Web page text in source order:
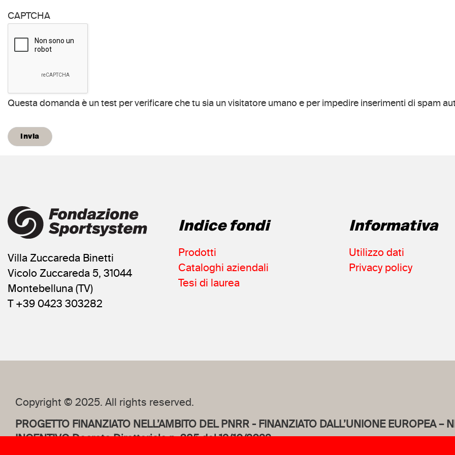
CAPTCHA
Questa domanda è un test per verificare che tu sia un visitatore
Villa Zuccareda Binetti
Vicolo Zuccareda 5, 31044
Montebelluna (TV)
T +39 0423 303282
Indice fondi
Prodotti
Cataloghi aziendali
Tesi di laurea
Informativa
Utilizzo dati
Privacy policy
Copyright © 2025. All rights reserved.
PROGETTO FINANZIATO NELL’AMBITO DEL PNRR - FINANZIATO DALL’UNIONE EUROPEA –
INCENTIVO Decreto Direttoriale n. 385 del 19/10/2022